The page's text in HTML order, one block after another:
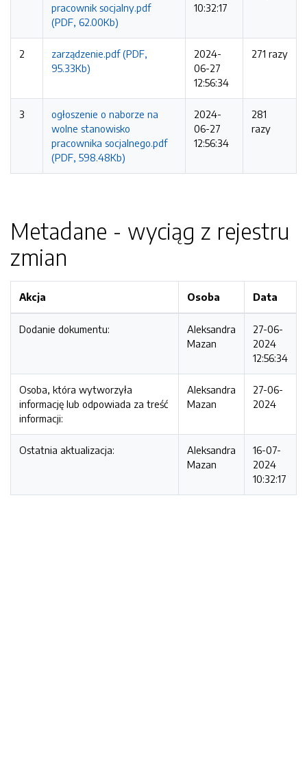
pracownik socjalny.pdf
(PDF, 62.00Kb)
10:32:17
2
zarządzenie.pdf (PDF,
95.33Kb)
2024-
06-27
12:56:34
271 razy
3
ogłoszenie o naborze na
wolne stanowisko
pracownika socjalnego.pdf
(PDF, 598.48Kb)
2024-
06-27
12:56:34
281
razy
Metadane - wyciąg z rejestru
zmian
Akcja Osoba Data
Dodanie dokumentu:
Aleksandra
Mazan
27-06-
2024
12:56:34
Osoba, która wytworzyła
informację lub odpowiada za treść
informacji:
Aleksandra
Mazan
27-06-
2024
Ostatnia aktualizacja:
Aleksandra
Mazan
16-07-
2024
10:32:17